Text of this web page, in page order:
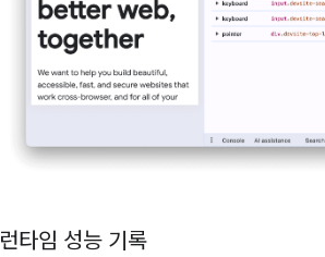
런타임 성능 기록